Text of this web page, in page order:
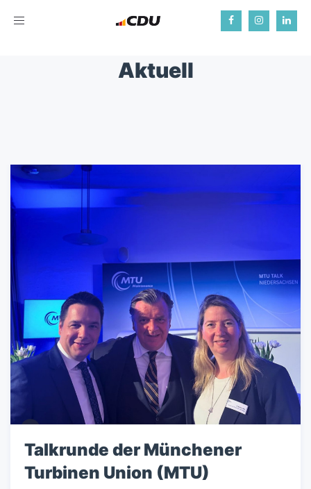
Toggle
Aktuell
Talkrunde der Münchener
Turbinen Union (MTU)